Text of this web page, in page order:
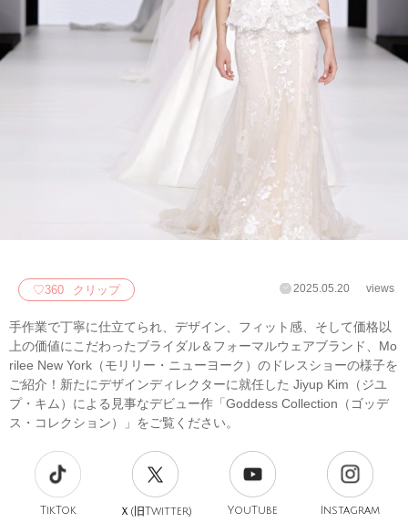
♡360 クリップ 2025.05.20 views
手作業で丁寧に仕立てられ、デザイン、フィット感、そして価格以
上の価値にこだわったブライダル＆フォーマルウェアブランド、Mo
rilee New York（モリリー・ニューヨーク）のドレスショーの様子を
ご紹介！新たにデザインディレクターに就任した Jiyup Kim（ジユ
プ・キム）による見事なデビュー作「Goddess Collection（ゴッデ
ス・コレクション）」をご覧ください。
TikTok Ｘ(旧Twitter) YouTube Instagram